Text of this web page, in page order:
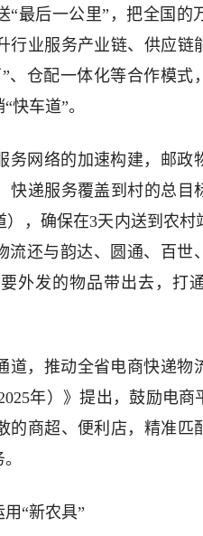
“最后一公里”，把全国的
行业服务产业链、供应链
、仓配一体化等合作模式
快车道”。
务网络的加速构建，邮政
快递服务覆盖到村的总目
，确保在3天内送到农
流还与韵达、圆通、百世
外发的物品带出去，打
道，推动全省电商快递物
年）》提出，鼓励电
商超、便利店，精准匹
“新农具”